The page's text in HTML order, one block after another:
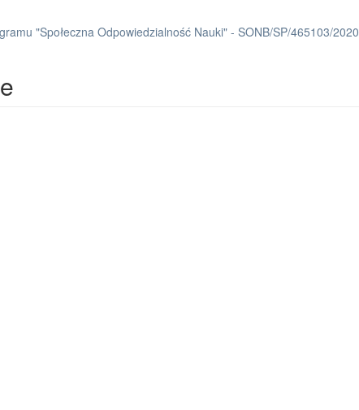
"Społeczna Odpowiedzialność Nauki" - SONB/SP/465103/2020